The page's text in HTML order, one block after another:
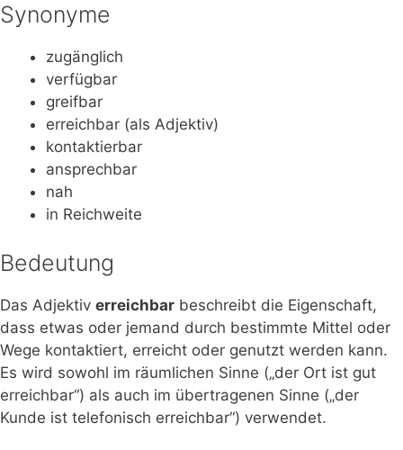
Synonyme
zugänglich
verfügbar
greifbar
erreichbar (als Adjektiv)
kontaktierbar
ansprechbar
nah
in Reichweite
Bedeutung
Das Adjektiv erreichbar beschreibt die Eigenschaft,
dass etwas oder jemand durch bestimmte Mittel oder
Wege kontaktiert, erreicht oder genutzt werden kann.
Es wird sowohl im räumlichen Sinne („der Ort ist gut
erreichbar“) als auch im übertragenen Sinne („der
Kunde ist telefonisch erreichbar“) verwendet.